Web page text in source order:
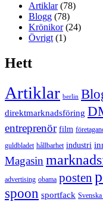
Artiklar(78)
Blogg (78)
Krönikor(24)
Övrigt(1)
Hett
Artiklar berlin
direktmarknadsföring
entreprenör film
guldbladet hållbarhet industri
Magasin
advertising obama posten
spoon sportfack